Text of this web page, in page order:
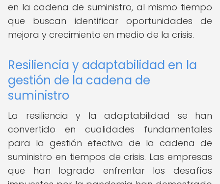
en la cadena de suministro, al mismo tiempo
que buscan identificar oportunidades de
mejora y crecimiento en medio de la crisis.
Resiliencia y adaptabilidad en la
gestión de la cadena de
suministro
La resiliencia y la adaptabilidad se han
convertido en cualidades fundamentales
para la gestión efectiva de la cadena de
suministro en tiempos de crisis. Las empresas
que han logrado enfrentar los desafíos